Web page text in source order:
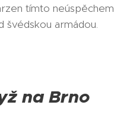
tímto neúspěchem
švédskou armádou.
na Brno